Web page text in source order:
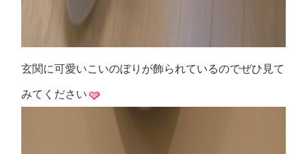
玄関に可愛いこいのぼりが飾られているのでぜひ見て
みてください